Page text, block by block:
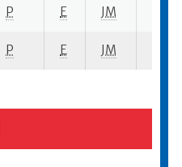
P E JM
P E JM